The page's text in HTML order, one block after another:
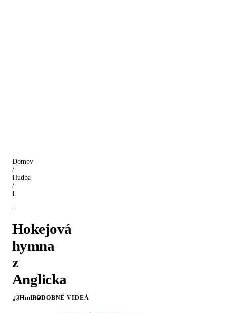
Domov
/
Hudba
/
Hokejová
hymna
z
Anglicka
HudbaPODOBNÉ VIDEÁ